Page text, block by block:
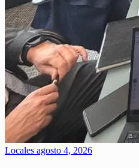
Locales agosto 4, 2026